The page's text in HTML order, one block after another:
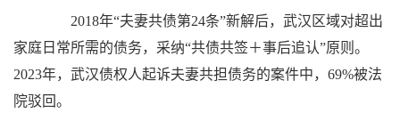
2018年“夫妻共债第24条”新解后，武汉区域对超出
家庭日常所需的债务，采纳“共债共签＋事后追认”原则。
2023年，武汉债权人起诉夫妻共担债务的案件中，69%被法
院驳回。